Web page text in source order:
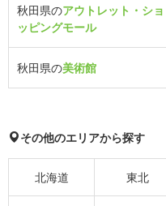
秋田県のアウトレット・ショ
ッピングモール
秋田県の美術館
その他のエリアから探す
北海道 東北